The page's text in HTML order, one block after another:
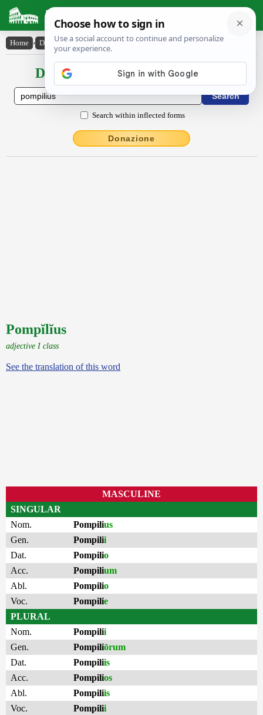
Latin Dictionary
Home › Declensions / Conjugations › Pompĭlĭus
Declensions / Conjugations latin
Search within inflected forms
Donazione
Pompĭlĭus
adjective I class
See the translation of this word
MASCULINE
SINGULAR
Nom.
Pompilius
Gen.
Pompilii
Dat.
Pompilio
Acc.
Pompilium
Abl.
Pompilio
Voc.
Pompilie
PLURAL
Nom.
Pompilii
Gen.
Pompiliōrum
Dat.
Pompiliis
Acc.
Pompilios
Abl.
Pompiliis
Voc.
Pompilii